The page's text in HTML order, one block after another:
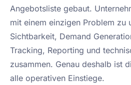
Angebotsliste gebaut.
mit einem einzigen Problem zu
Sichtbarkeit, Demand
Tracking, Reporting und
zusammen. Genau deshalb ist
alle operativen Einstiege.